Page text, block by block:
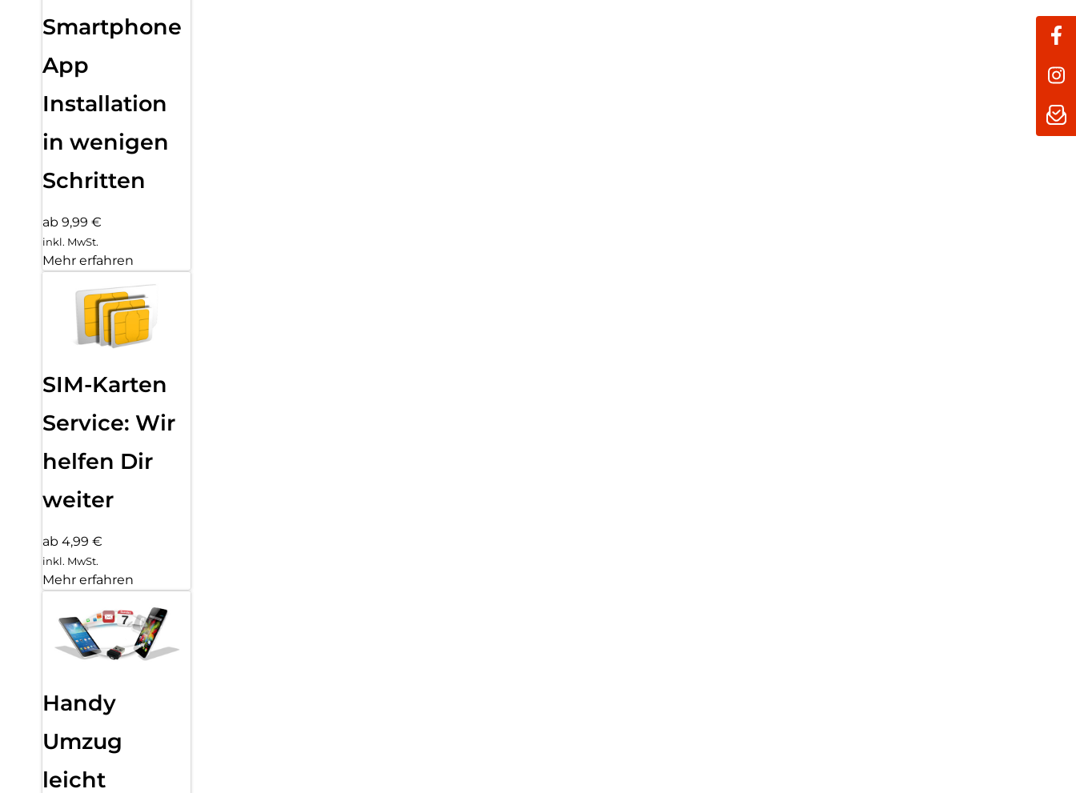
Smartphone
App
Installation
in wenigen
Schritten
ab 9,99 €
inkl. MwSt.
Mehr erfahren
SIM-Karten
Service: Wir
helfen Dir
weiter
ab 4,99 €
inkl. MwSt.
Mehr erfahren
Handy
Umzug
leicht